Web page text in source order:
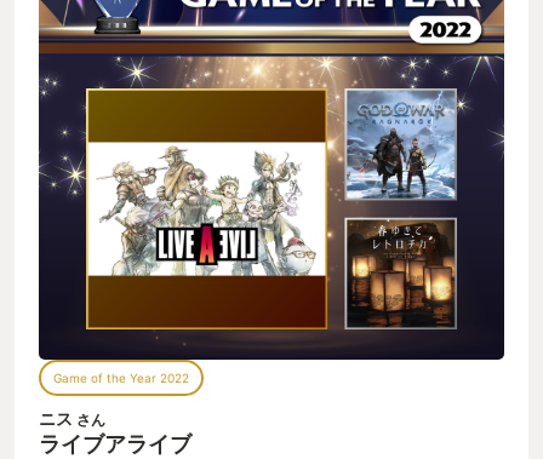
Game of the Year 2022
ニス さん
ライブアライブ